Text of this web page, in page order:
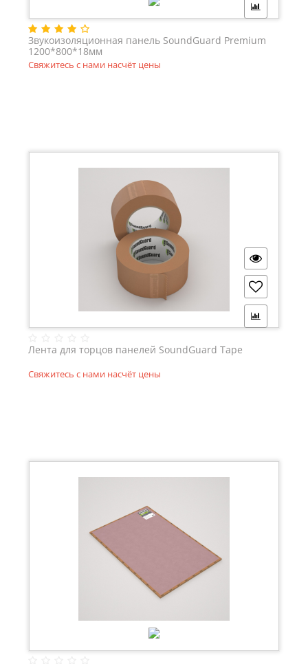
Звукоизоляционная панель SoundGuard Premium
1200*800*18мм
Свяжитесь с нами насчёт цены
Лента для торцов панелей SoundGuard Tape
Свяжитесь с нами насчёт цены